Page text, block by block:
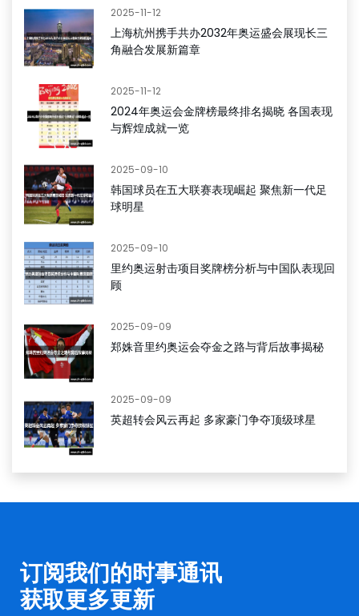
2025-11-12
上海杭州携手共办2032年奥运盛会展现长三
角融合发展新篇章
2025-11-12
2024年奥运会金牌榜最终排名揭晓 各国表现
与辉煌成就一览
2025-09-10
韩国球员在五大联赛表现崛起 聚焦新一代足
球明星
2025-09-10
里约奥运射击项目奖牌榜分析与中国队表现回
顾
2025-09-09
郑姝音里约奥运会夺金之路与背后故事揭秘
2025-09-09
英超转会风云再起 多家豪门争夺顶级球星
订阅我们的时事通讯
获取更多更新